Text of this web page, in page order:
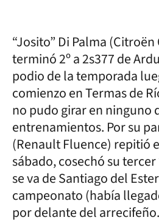
“Josito” Di Palma (Citroën
terminó 2º a 2s377 de
podio de la temporada
comienzo en Termas de
no pudo girar en ninguno
entrenamientos. Por su
(Renault Fluence) repitió
sábado, cosechó su tercer
se va de Santiago del
campeonato (había
por delante del arrecifeño.